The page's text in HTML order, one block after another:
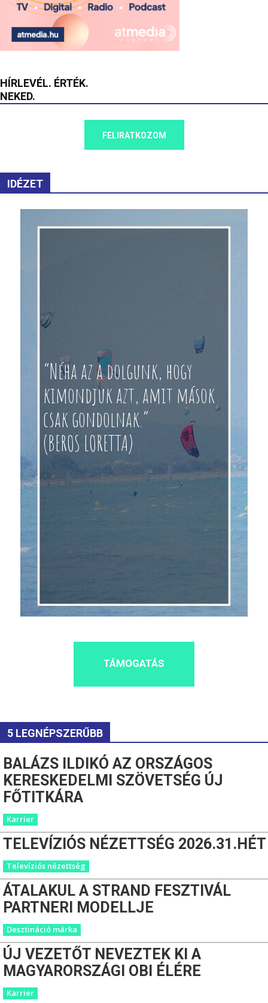
HÍRLEVÉL. ÉRTÉK.
NEKED.
FELIRATKOZOM
IDÉZET
“Néha az a dolgunk, hogy
kimondjuk azt, amit mások
csak gondolnak.”
(BEROS LORETTA)
TÁMOGATÁS
5 LEGNÉPSZERŰBB
BALÁZS ILDIKÓ AZ ORSZÁGOS
KERESKEDELMI SZÖVETSÉG ÚJ
FŐTITKÁRA
Karrier
TELEVÍZIÓS NÉZETTSÉG 2026.31.HÉT
Televíziós nézettség
ÁTALAKUL A STRAND FESZTIVÁL
PARTNERI MODELLJE
Desztináció márka
ÚJ VEZETŐT NEVEZTEK KI A
MAGYARORSZÁGI OBI ÉLÉRE
Karrier